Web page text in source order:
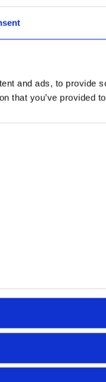
and ads, to provide
that you’ve provided